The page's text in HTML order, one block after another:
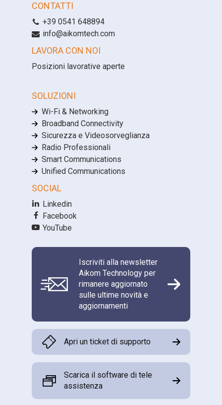
CONTATTI
+39 0541 648894
info@aikomtech.com
LAVORA CON NOI
Posizioni lavorative aperte
SOLUZIONI
Wi-Fi & Networking
Broadband Connectivity
Sicurezza e Videosorveglianza
Radio Professionali
Smart Communications
Unified Communications
SOCIAL
Linkedin
Facebook
YouTube
Iscriviti alla newsletter
Aikom Technology per
rimanere aggiornato
sulle ultime novità e
aggiornamenti
Apri un ticket di supporto
Scarica il software di tele
assistenza